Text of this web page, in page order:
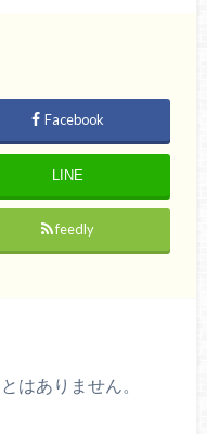
Facebook
LINE
feedly
はありません。